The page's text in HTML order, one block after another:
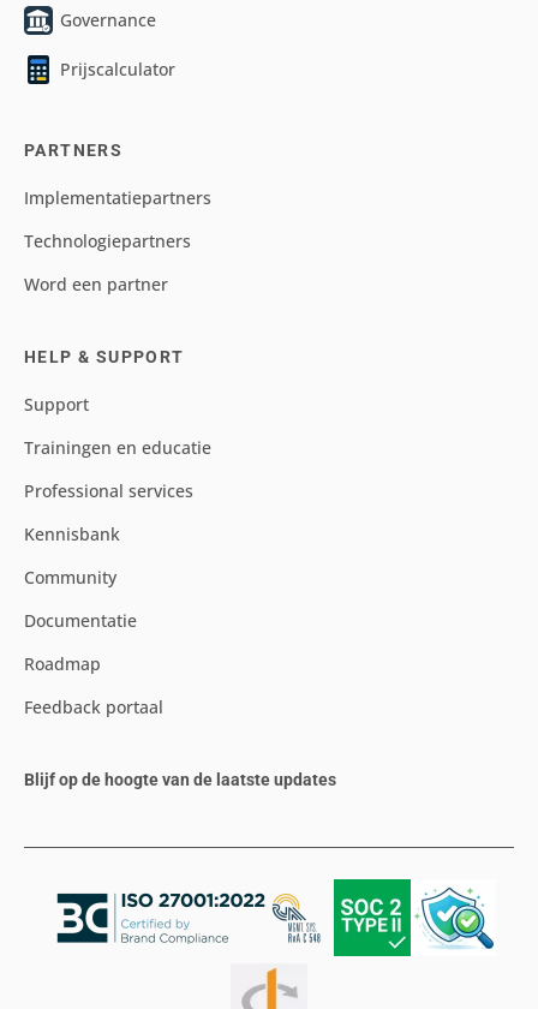
Governance
Prijscalculator
PARTNERS
Implementatiepartners
Technologiepartners
Word een partner
HELP & SUPPORT
Support
Trainingen en educatie
Professional services
Kennisbank
Community
Documentatie
Roadmap
Feedback portaal
Blijf op de hoogte van de laatste updates